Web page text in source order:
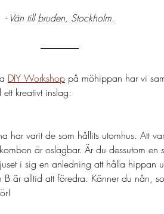
- Vän till bruden, Stockholm.
DIY Workshop på möhippan har vi
kreativt inslag:
har varit de som hållits utomhus. Att
är oslagbar. Är du dessutom en
i sig en anledning att hålla hippan
är alltid att föredra. Känner du nån,